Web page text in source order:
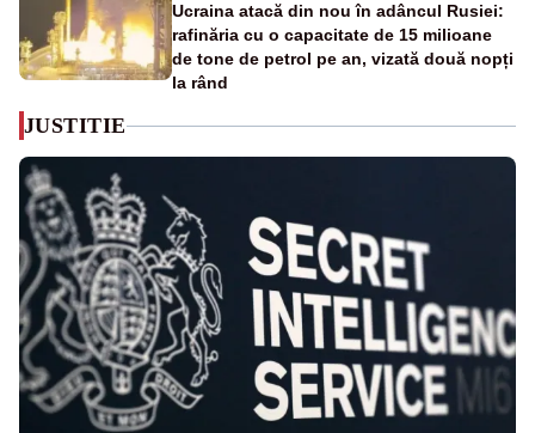
Ucraina atacă din nou în adâncul Rusiei:
rafinăria cu o capacitate de 15 milioane
de tone de petrol pe an, vizată două nopți
la rând
JUSTITIE